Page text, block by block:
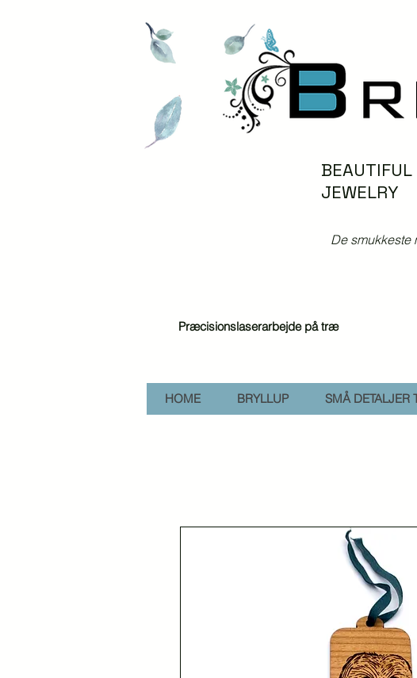
BEAUTIFUL
JEWELRY
De smukkeste
Præcisionslaserarbejde på træ
HOME BRYLLUP SMÅ DETALJER